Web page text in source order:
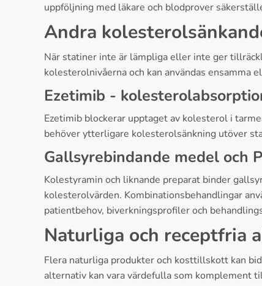
uppföljning med läkare och blodprover
Andra
När statiner inte är lämpliga eller inte ger
kolesterolnivåerna och kan användas ensamma
Ezetimib -
Ezetimib blockerar upptaget av kolesterol i
behöver ytterligare kolesterolsänkning utöver
Gallsyrebindande medel och
Kolestyramin och liknande preparat binder
kolesterolvärden. Kombinationsbehandlingar
patientbehov, biverkningsprofiler och
Naturliga och receptfria
Flera naturliga produkter och kosttillskott kan
alternativ kan vara värdefulla som komplement